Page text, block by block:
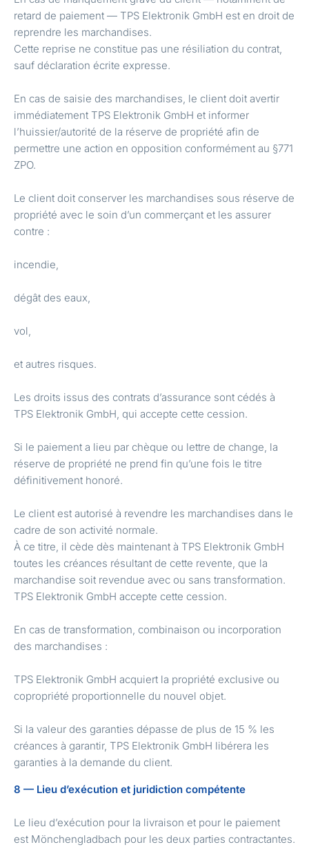
retard de paiement — TPS Elektronik GmbH est en droit de
reprendre les marchandises.
Cette reprise ne constitue pas une résiliation du contrat,
sauf déclaration écrite expresse.
En cas de saisie des marchandises, le client doit avertir
immédiatement TPS Elektronik GmbH et informer
l’huissier/autorité de la réserve de propriété afin de
permettre une action en opposition conformément au §771
ZPO.
Le client doit conserver les marchandises sous réserve de
propriété avec le soin d’un commerçant et les assurer
contre :
incendie,
dégât des eaux,
vol,
et autres risques.
Les droits issus des contrats d’assurance sont cédés à
TPS Elektronik GmbH, qui accepte cette cession.
Si le paiement a lieu par chèque ou lettre de change, la
réserve de propriété ne prend fin qu’une fois le titre
définitivement honoré.
Le client est autorisé à revendre les marchandises dans le
cadre de son activité normale.
À ce titre, il cède dès maintenant à TPS Elektronik GmbH
toutes les créances résultant de cette revente, que la
marchandise soit revendue avec ou sans transformation.
TPS Elektronik GmbH accepte cette cession.
En cas de transformation, combinaison ou incorporation
des marchandises :
TPS Elektronik GmbH acquiert la propriété exclusive ou
copropriété proportionnelle du nouvel objet.
Si la valeur des garanties dépasse de plus de 15 % les
créances à garantir, TPS Elektronik GmbH libérera les
garanties à la demande du client.
8 — Lieu d’exécution et juridiction compétente
Le lieu d’exécution pour la livraison et pour le paiement
est Mönchengladbach pour les deux parties contractantes.